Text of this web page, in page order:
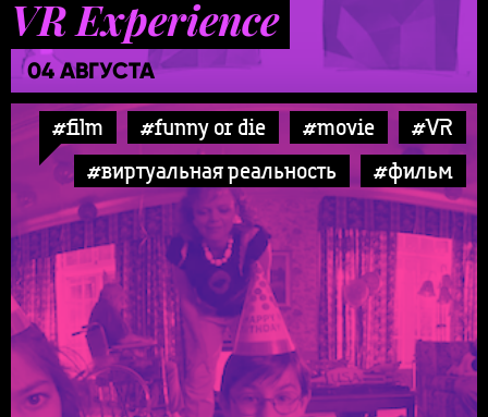
VR Experience
04 АВГУСТА
#film #funny or die #movie
#VR
#виртуальная реальность
#фильм